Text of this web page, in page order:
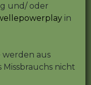
und/ oder
in
werden aus
nicht